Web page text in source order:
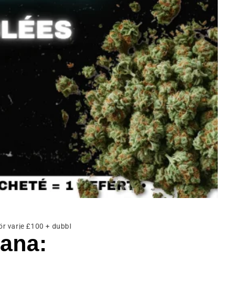
varje £100 + dubbla beställningar 🔥